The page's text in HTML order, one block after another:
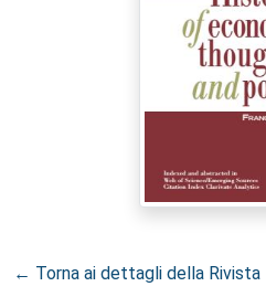
← Torna ai dettagli della Rivista